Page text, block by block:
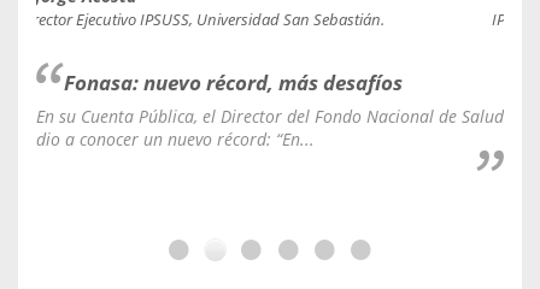
Director Ejecutivo IPSUSS, Universidad San Sebastián.
Fonasa: nuevo récord, más desafíos
En su Cuenta Pública, el Director del Fondo Nacional de Salud
dio a conocer un nuevo récord: “En...